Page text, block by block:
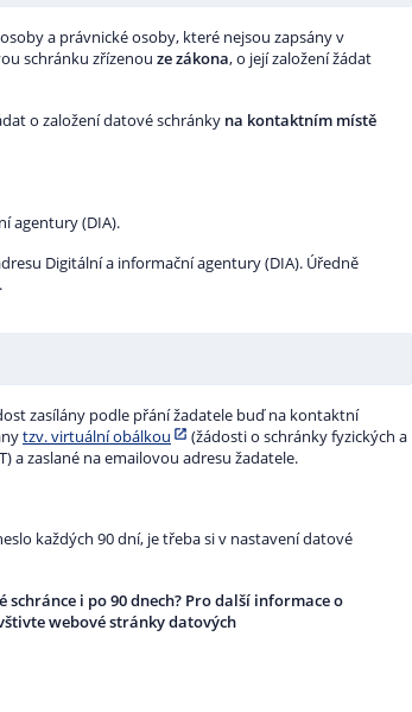
a právnické osoby, které nejsou zapsány v
schránku zřízenou ze zákona, o její založení žádat
o založení datové schránky na kontaktním místě
agentury (DIA).
Digitální a informační agentury (DIA). Úředně
zasílány podle přání žadatele buď na kontaktní
tzv. virtuální obálkou
(žádosti o schránky fyzických a
a zaslané na emailovou adresu žadatele.
každých 90 dní, je třeba si v nastavení datové
i po 90 dnech? Pro další informace o
webové stránky datových